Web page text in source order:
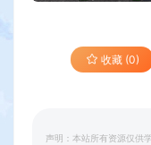
收藏 (0)
声明：本站所有资源仅供